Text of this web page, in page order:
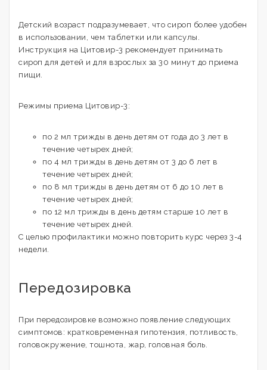
Детский возраст подразумевает, что сироп более удобен
в использовании, чем таблетки или капсулы.
Инструкция на Цитовир-3 рекомендует принимать
сироп для детей и для взрослых за 30 минут до приема
пищи.
Режимы приема Цитовир-3:
по 2 мл трижды в день детям от года до 3 лет в
течение четырех дней;
по 4 мл трижды в день детям от 3 до 6 лет в
течение четырех дней;
по 8 мл трижды в день детям от 6 до 10 лет в
течение четырех дней;
по 12 мл трижды в день детям старше 10 лет в
течение четырех дней.
С целью профилактики можно повторить курс через 3-4
недели.
Передозировка
При передозировке возможно появление следующих
симптомов: кратковременная гипотензия, потливость,
головокружение, тошнота, жар, головная боль.